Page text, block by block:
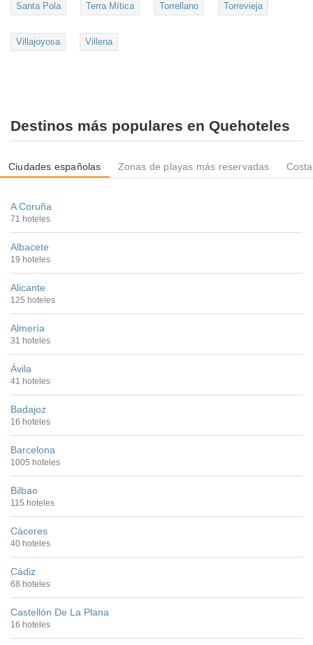
Santa Pola Terra Mítica Torrellano Torrevieja
Villajoyosa Villena
Destinos más populares en Quehoteles
Ciudades españolas Zonas de playas más reservadas
A Coruña
71 hoteles
Albacete
19 hoteles
Alicante
125 hoteles
Almería
31 hoteles
Ávila
41 hoteles
Badajoz
16 hoteles
Barcelona
1005 hoteles
Bilbao
115 hoteles
Cáceres
40 hoteles
Cádiz
68 hoteles
Castellón De La Plana
16 hoteles